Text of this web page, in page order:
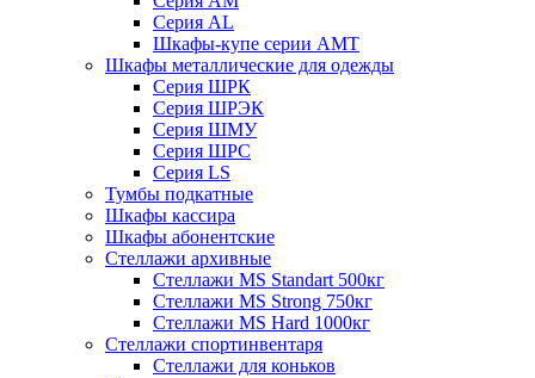
Серия AL
Шкафы-купе серии AMT
Шкафы металлические для одежды
Серия ШРК
Серия ШРЭК
Серия ШМУ
Серия ШРС
Серия LS
Тумбы подкатные
Шкафы кассира
Шкафы абонентские
Стеллажи архивные
Стеллажи MS Standart 500кг
Стеллажи MS Strong 750кг
Стеллажи MS Hard 1000кг
Стеллажи спортинвентаря
Стеллажи для коньков